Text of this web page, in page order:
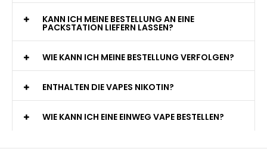
KANN ICH MEINE BESTELLUNG AN EINE
PACKSTATION LIEFERN LASSEN?
WIE KANN ICH MEINE BESTELLUNG VERFOLGEN?
ENTHALTEN DIE VAPES NIKOTIN?
WIE KANN ICH EINE EINWEG VAPE BESTELLEN?